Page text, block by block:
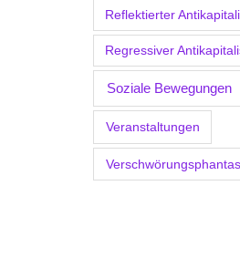
Reflektierter
Regressiver
Soziale Bewegungen
Veranstaltungen